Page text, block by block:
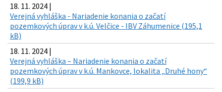
18. 11. 2024 |
Verejná vyhláška - Nariadenie konania o začatí
pozemkových úprav v k.ú. Velčice - IBV Záhumenice (195,1
kB)
18. 11. 2024 |
Verejná vyhláška – Nariadenie konania o začatí
pozemkových úprav v k.ú. Mankovce, lokalita „Druhé hony“
(199,9 kB)